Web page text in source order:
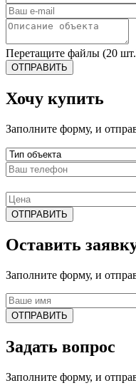
Перетащите файлы (20
ОТПРАВИТЬ
Хочу купить
Заполните форму, и
ОТПРАВИТЬ
Оставить
Заполните форму, и
ОТПРАВИТЬ
Задать вопрос
Заполните форму, и